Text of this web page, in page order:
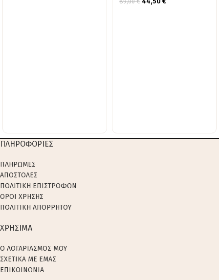
ΠΛΗΡΟΦΟΡΙΕΣ
ΠΛΗΡΩΜΕΣ
ΑΠΟΣΤΟΛΕΣ
ΠΟΛΙΤΙΚΗ ΕΠΙΣΤΡΟΦΩΝ
ΟΡΟΙ ΧΡΗΣΗΣ
ΠΟΛΙΤΙΚΗ ΑΠΟΡΡΗΤΟΥ
ΧΡΗΣΙΜΑ
Ο ΛΟΓΑΡΙΑΣΜΟΣ ΜΟΥ
ΣΧΕΤΙΚΑ ΜΕ ΕΜΑΣ
ΕΠΙΚΟΙΝΩΝΙΑ